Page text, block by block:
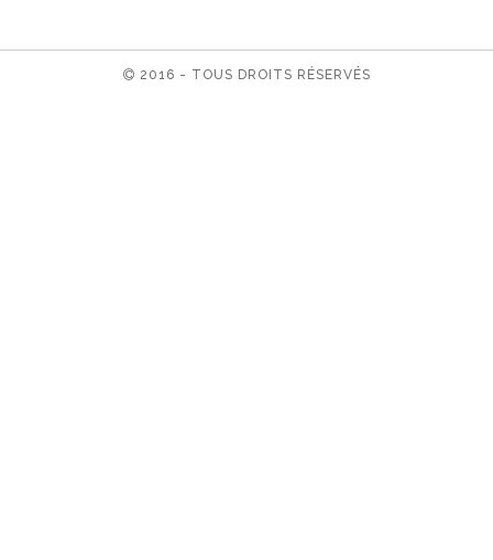
2016 - TOUS DROITS RÉSERVÉS